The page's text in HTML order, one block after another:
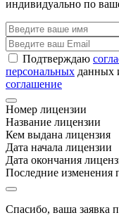
индивидуально по
Подтверждаю
персональных данных
соглашение
Номер лицензии
Название лицензии
Кем выдана лицензия
Дата начала лицензии
Дата окончания
Последние изменения
Спасибо, ваша заявка